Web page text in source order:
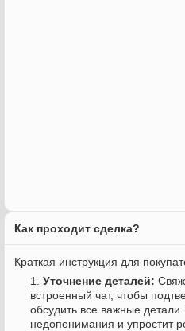
Как проходит сделка?
Краткая инструкция для
Уточнение деталей:
встроенный чат, чтобы
обсудить все важные
недопонимания и упростит